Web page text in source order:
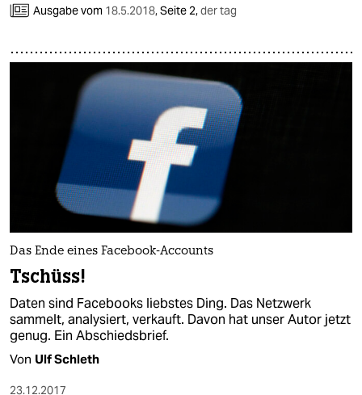
Ausgabe vom 18.5.2018,Seite 2,der tag
Das Ende eines Facebook-Accounts
Tschüss!
Daten sind Facebooks liebstes Ding. Das Netzwerk
sammelt, analysiert, verkauft. Davon hat unser Autor jetzt
genug. Ein Abschiedsbrief.
Von Ulf Schleth
23.12.2017